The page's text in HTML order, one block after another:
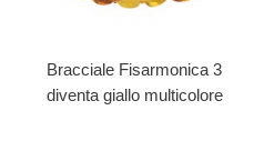
Bracciale Fisarmonica 3
diventa giallo multicolore